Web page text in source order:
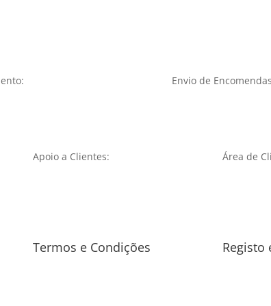
Envio de
Apoio a Clientes:
Termos e Condições
Área de
Registo